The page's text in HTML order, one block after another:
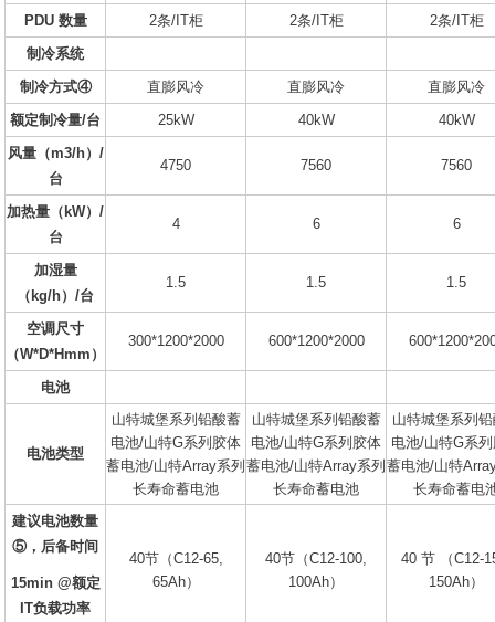
PDU 数量
2条/IT柜 2条/IT柜
2条/IT柜
制冷系统
制冷方式④
直膨风冷 直膨风冷
直膨风冷
额定制冷量/台
25kW 40kW
40kW
风量（m3/h）/
台
4750 7560 7560
加热量（kW）/
台
4 6 6
加湿量
（kg/h）/台
1.5 1.5 1.5
空调尺寸
（W*D*Hmm）
300*1200*2000 600*1200*2000
电池
电池类型
山特城堡系列铅酸蓄
电池/山特G系列胶体
蓄电池/山特Array系列
长寿命蓄电池
山特城堡系列铅酸蓄
电池/山特G系列胶体
蓄电池/山特Array系列
长寿命蓄电池
山特城堡系列
电池/山特G系
蓄电池/山特
长寿命蓄电
建议电池数量
⑤，后备时间
15min @额定
IT负载功率
40节（C12-65,
65Ah）
40节（C12-100,
100Ah）
40 节 （C12-
150Ah）